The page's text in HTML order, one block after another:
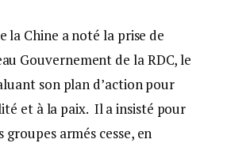
la Chine a noté la prise de
Gouvernement de la RDC, le
son plan d’action pour
et à la paix. Il a insisté pour
groupes armés cesse, en